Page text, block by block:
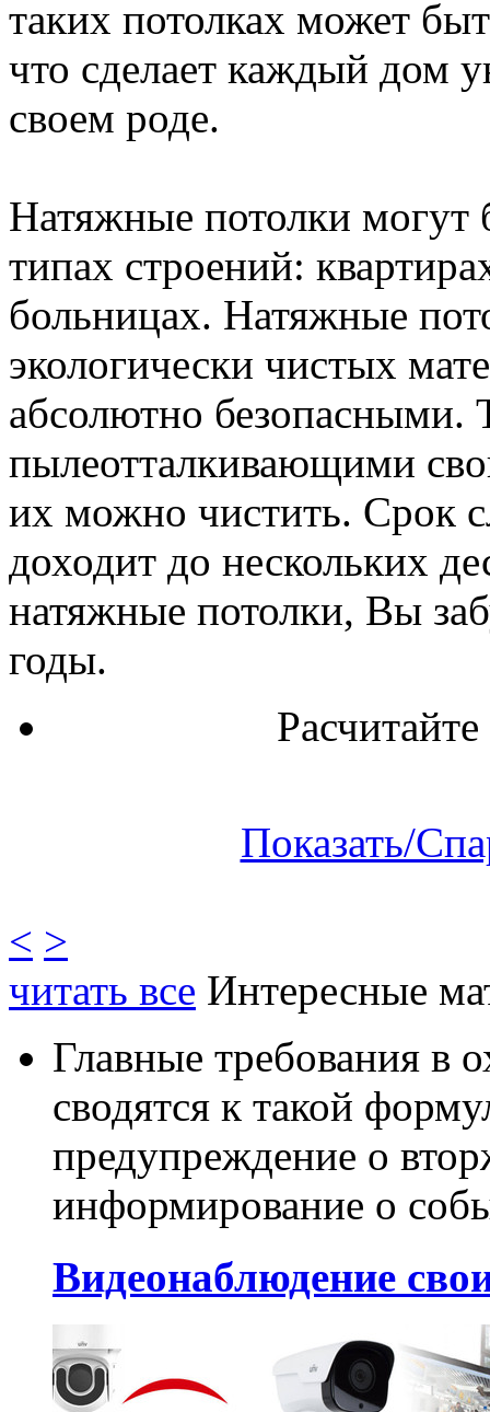
таких потолках может
что сделает каждый дом
своем роде.
Натяжные потолки могут
типах строений:
больницах. Натяжные
экологически чистых
абсолютно
пылеотталкивающими
их можно чистить. Срок
доходит до нескольких
натяжные потолки, Вы
годы.
Показать/
< >
читать все Интересные
Главные требования в
сводятся к такой
предупреждение о
информирование о
Видеонаблюдение